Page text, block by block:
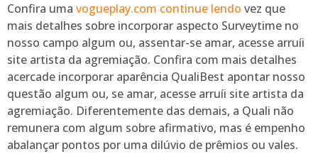
Confira uma vogueplay.com continue lendo vez que
mais detalhes sobre incorporar aspecto Surveytime no
nosso campo algum ou, assentar-se amar, acesse arruíi
site artista da agremiação. Confira com mais detalhes
acercade incorporar aparência QualiBest apontar nosso
questão algum ou, se amar, acesse arruíi site artista da
agremiação. Diferentemente das demais, a Quali não
remunera com algum sobre afirmativo, mas é empenho
abalançar pontos por uma dilúvio de prêmios ou vales.